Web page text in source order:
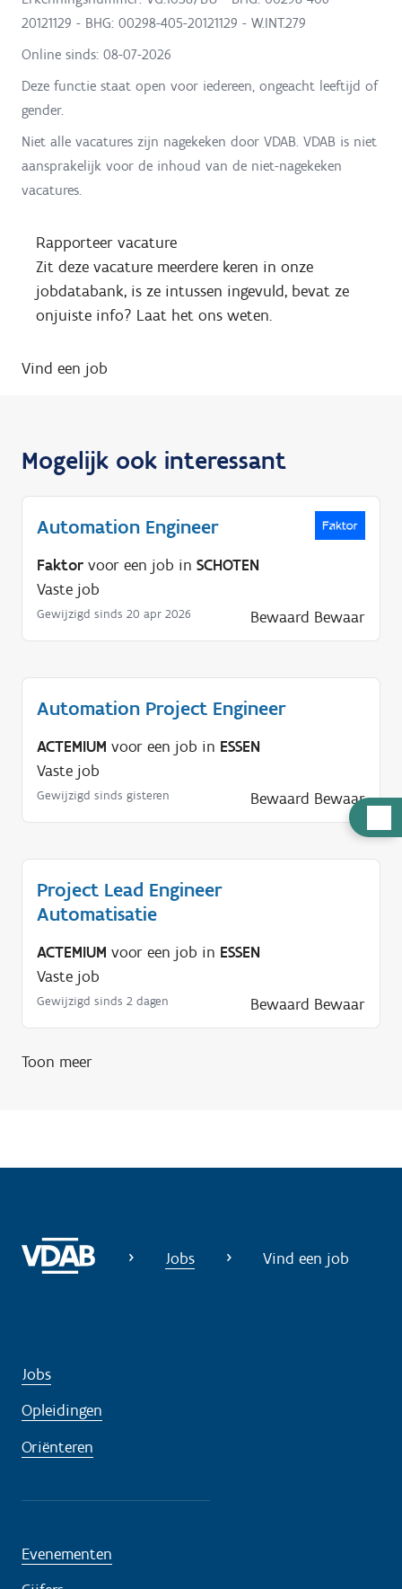
u
l
g
?
20121129 - BHG: 00298-405-20121129 - W.INT.279
Online sinds: 08-07-2026
Deze functie staat open voor iedereen, ongeacht leeftijd of
gender.
Niet alle vacatures zijn nagekeken door VDAB. VDAB is niet
aansprakelijk voor de inhoud van de niet-nagekeken
vacatures.
Rapporteer vacature
Zit deze vacature meerdere keren in onze
jobdatabank, is ze intussen ingevuld, bevat ze
onjuiste info? Laat het ons weten.
Vind een job
Mogelijk ook interessant
Automation Engineer
Faktor voor een job in SCHOTEN
Vaste job
Gewijzigd sinds 20 apr 2026 Bewaard Bewaar
Automation Project Engineer
ACTEMIUM voor een job in ESSEN
Vaste job
Gewijzigd sinds gisteren Bewaard Bewaar
Project Lead Engineer
Automatisatie
ACTEMIUM voor een job in ESSEN
Vaste job
Gewijzigd sinds 2 dagen Bewaard Bewaar
Toon meer
Jobs Vind een job
Jobs
Opleidingen
Oriënteren
Evenementen